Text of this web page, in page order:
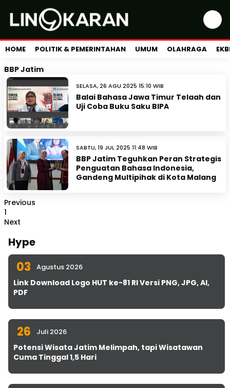
HOME POLITIK & PEMERINTAHAN UMUM OLAHRAGA
BBP Jatim
SELASA, 26 AGU 2025 15:10 WIB
Balai Bahasa Jawa Timur Telaah dan
Uji Coba Buku Saku BIPA
SABTU, 19 JUL 2025 11:48 WIB
BBP Jatim Teguhkan Peran Strategis
Penguatan Bahasa Indonesia,
Gandeng Multipihak di Kota Malang
Previous
1
Next
Hype
03 Agustus 2026
Link Download Logo HUT ke-81 RI Versi PNG, JPG, AI,
PDF
26 Juli 2026
Potensi Wisata Jatim Melimpah, tapi Wisatawan
Cuma Tinggal 1,5 Hari